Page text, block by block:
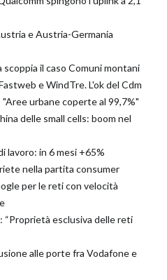
e Austria-Germania
scoppia il caso Comuni montani
e WindTre. L'ok del Cdm
urbane coperte al 99,7%"
delle small cells: boom nel
lavoro: in 6 mesi +65%
nella partita consumer
per le reti con velocità
esclusiva delle reti
alle porte fra Vodafone e